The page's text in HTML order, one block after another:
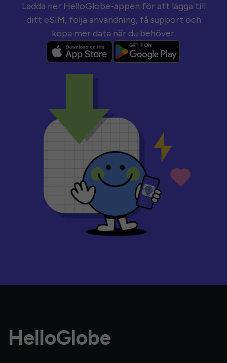
Ladda ner HelloGlobe-appen för att lägga till
ditt eSIM, följa användning, få support och
köpa mer data när du behöver.
HelloGlobe